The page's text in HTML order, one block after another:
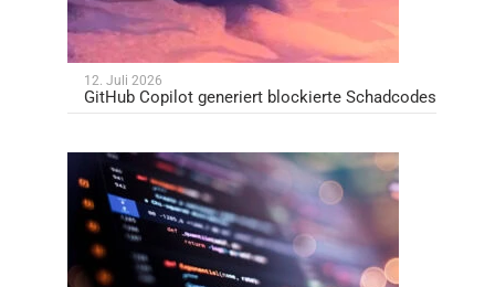
12. Juli 2026
GitHub Copilot generiert blockierte Schadcodes